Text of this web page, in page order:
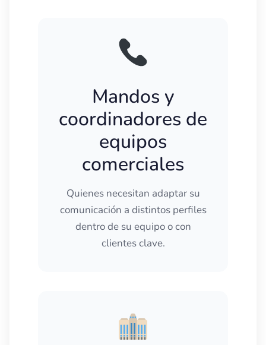
Mandos y
coordinadores de
equipos
comerciales
Quienes necesitan adaptar su
comunicación a distintos perfiles
dentro de su equipo o con
clientes clave.